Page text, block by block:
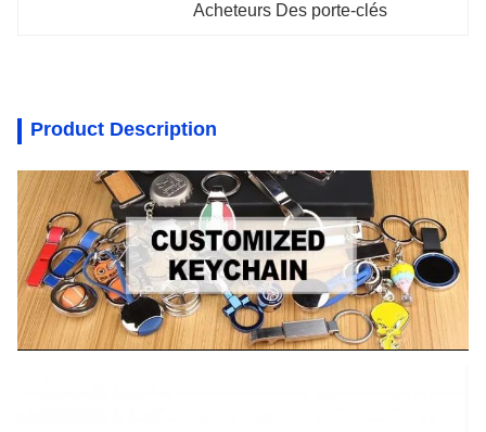
Acheteurs Des porte-clés
Product Description